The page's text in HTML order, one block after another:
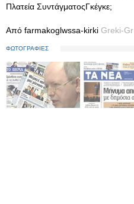
Πλατεία ΣυντάγματοςΓκέγκε;
Από farmakoglwssa-kirki Greki-Gr
ΦΩΤΟΓΡΑΦΙΕΣ